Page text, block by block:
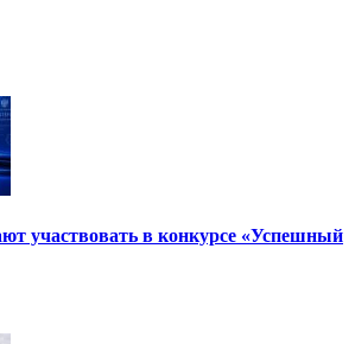
участвовать в конкурсе «Успешный